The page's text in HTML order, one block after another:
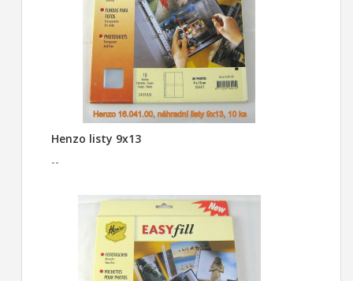
Henzo listy 9x13
--